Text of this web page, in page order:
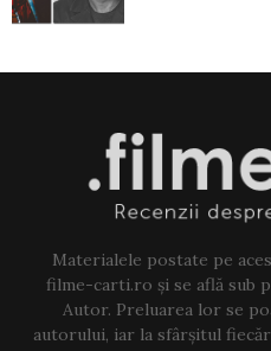
Materialele postate pe
filme-carti.ro și se află sub
Autor. Preluarea lor se
autorului, iar la sfârșitul